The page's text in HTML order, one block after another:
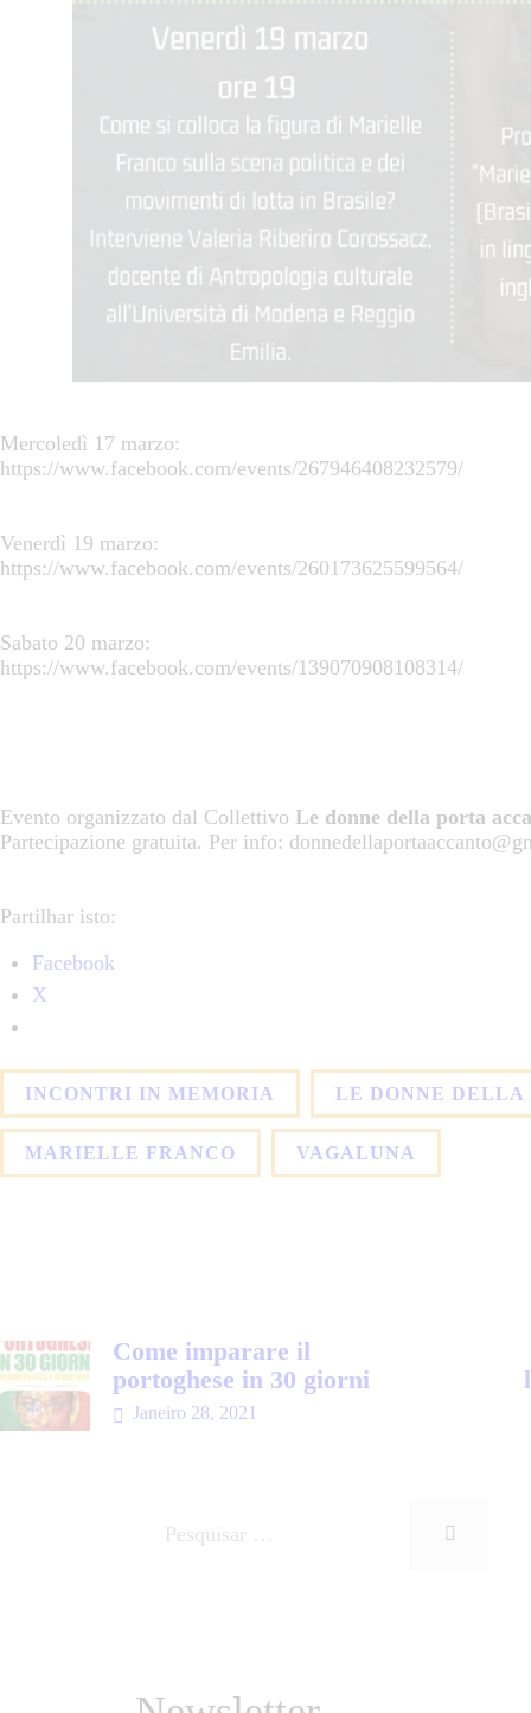
Mercoledì 17 marzo:
https://www.facebook.com/events/267946408232579/
Venerdì 19 marzo:
https://www.facebook.com/events/260173625599564/
Sabato 20 marzo:
https://www.facebook.com/events/139070908108314/
Evento organizzato dal Collettivo Le donne della porta
Partecipazione gratuita. Per info:
Partilhar isto:
Facebook
X
INCONTRI IN MEMORIA LE DONNE DELLA
MARIELLE FRANCO VAGALUNA
Come imparare il
portoghese in 30 giorni
Janeiro 28, 2021